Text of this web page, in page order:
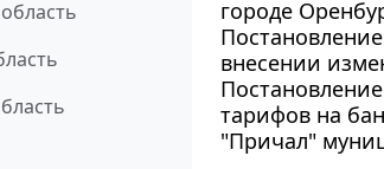
городе
внесении
тарифов на
"Причал"